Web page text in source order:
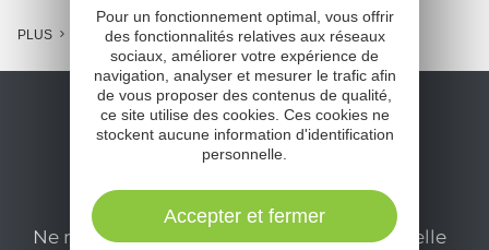
PLUS
Ne manquez pas notre newsletter mensuelle
Pour un fonctionnement optimal, vous offrir
des fonctionnalités relatives aux réseaux
sociaux, améliorer votre expérience de
navigation, analyser et mesurer le trafic afin
de vous proposer des contenus de qualité,
ce site utilise des cookies. Ces cookies ne
stockent aucune information d'identification
personnelle.
Accepter et fermer